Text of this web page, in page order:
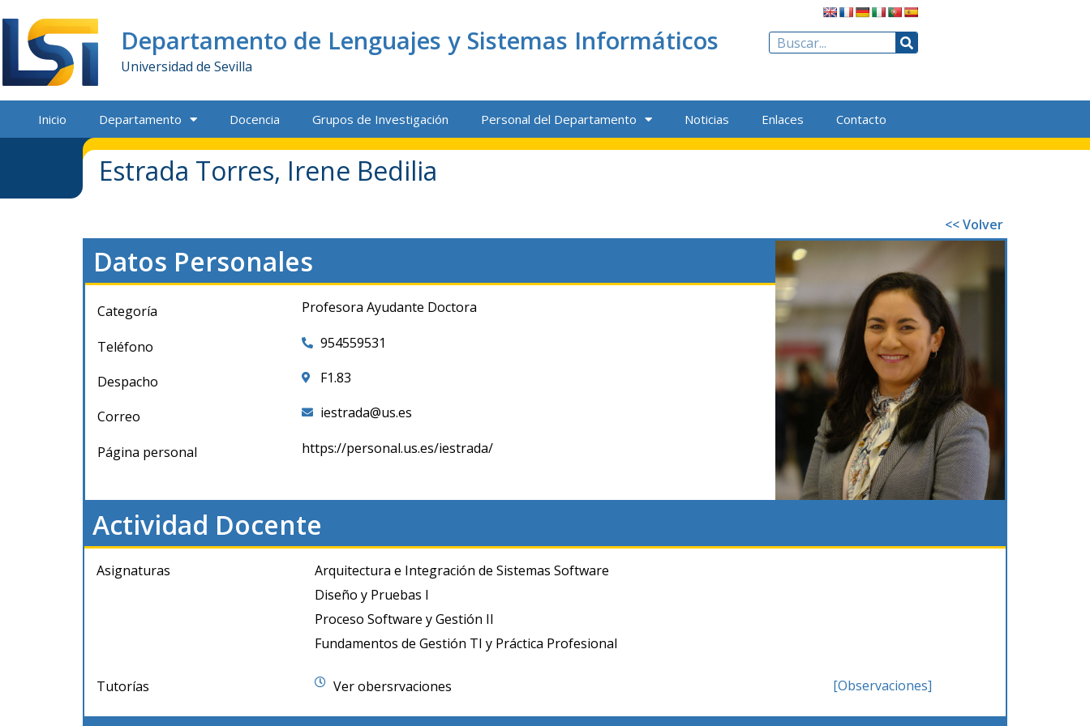
Departamento de Lenguajes y Sistemas Informáticos
Universidad de Sevilla
Inicio Departamento Docencia Grupos de Investigación Personal del Departamento Noticias Enlaces Contacto
Estrada Torres, Irene Bedilia
<< Volver
Datos Personales
Categoría Profesora Ayudante Doctora
Teléfono 954559531
Despacho F1.83
Correo iestrada@us.es
Página personal https://personal.us.es/iestrada/
Actividad Docente
Asignaturas
Arquitectura e Integración de Sistemas Software
Diseño y Pruebas I
Proceso Software y Gestión II
Fundamentos de Gestión TI y Práctica Profesional
Tutorías Ver obersrvaciones [Observaciones]